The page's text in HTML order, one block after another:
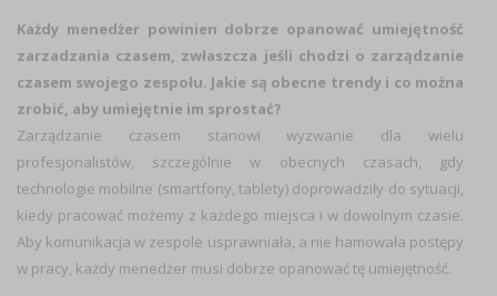
Każdy menedżer powinien dobrze opanować umiejętność
zarzadzania czasem, zwłaszcza jeśli chodzi o zarządzanie
czasem swojego zespołu. Jakie są obecne trendy i co można
zrobić, aby umiejętnie im sprostać?
Zarządzanie czasem stanowi wyzwanie dla wielu
profesjonalistów, szczególnie w obecnych czasach, gdy
technologie mobilne (smartfony, tablety) doprowadziły do sytuacji,
kiedy pracować możemy z każdego miejsca i w dowolnym czasie.
Aby komunikacja w zespole usprawniała, a nie hamowała postępy
w pracy, każdy menedżer musi dobrze opanować tę umiejętność.